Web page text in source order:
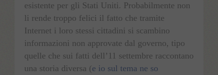
esistente per gli Stati Uniti. Probabilmente non
li rende troppo felici il fatto che tramite
Internet i loro stessi cittadini si scambino
informazioni non approvate dal governo, tipo
quelle che sui fatti dell’11 settembre raccontano
una storia diversa (e io sul tema ne so